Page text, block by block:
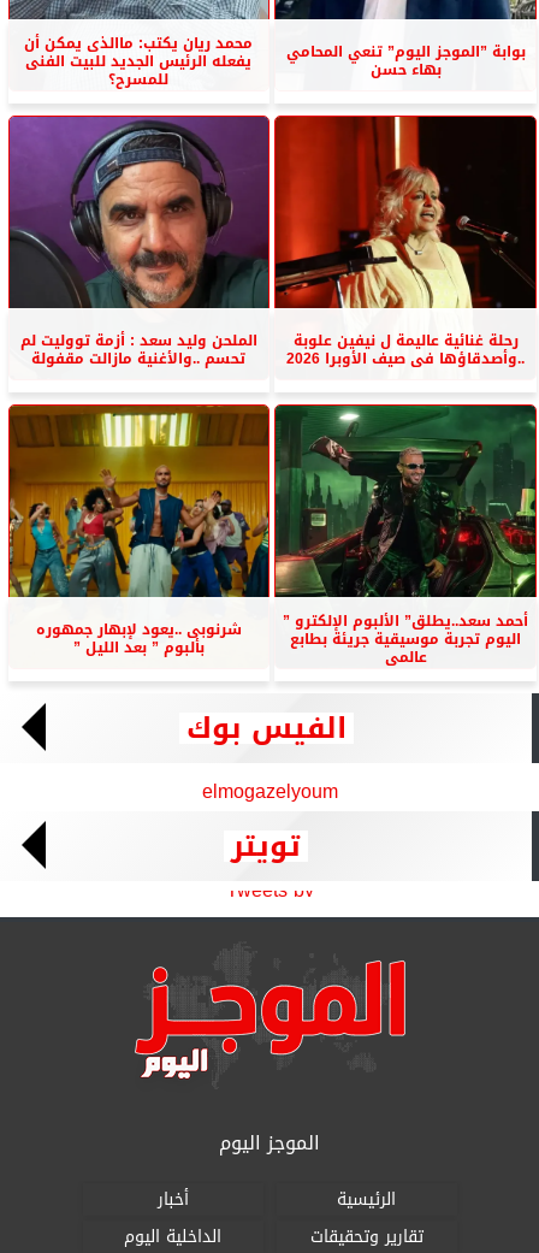
بوابة ”الموجز اليوم” تنعي المحامي
بهاء حسن
محمد ريان يكتب: ماالذى يمكن أن
يفعله الرئيس الجديد للبيت الفنى
للمسرح؟
رحلة غنائية عاليمة ل نيفين علوبة
..وأصدقاؤها فى صيف الأوبرا 2026
الملحن وليد سعد : أزمة تووليت لم
تحسم ..والأغنية مازالت مقفولة
أحمد سعد..يطلق” الألبوم الإلكترو ”
اليوم تجربة موسيقية جريئة بطابع
عالمى
شرنوبى ..يعود لإبهار جمهوره
بألبوم ” بعد الليل ”
الفيس بوك
elmogazelyoum
تويتر
Tweets by
الموجز اليوم
الرئيسية
أخبار
تقارير وتحقيقات
الداخلية اليوم